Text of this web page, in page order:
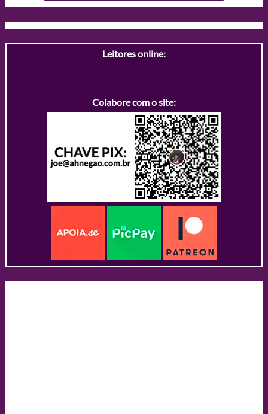
Leitores online:
Colabore com o site: